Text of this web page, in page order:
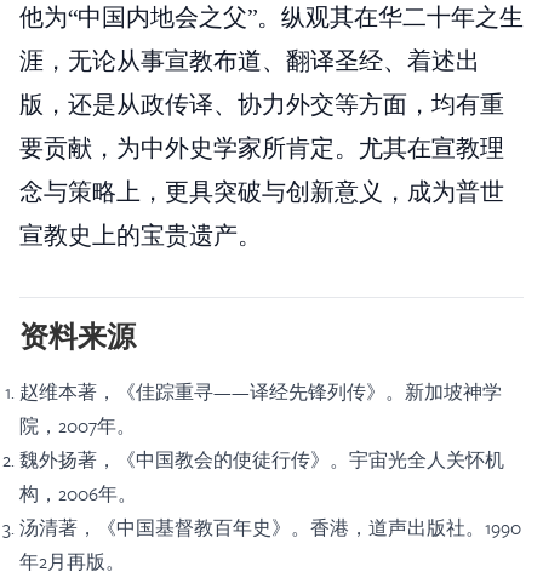
他为“中国内地会之父”。纵观其在华二十年之生
涯，无论从事宣教布道、翻译圣经、着述出
版，还是从政传译、协力外交等方面，均有重
要贡献，为中外史学家所肯定。尤其在宣教理
念与策略上，更具突破与创新意义，成为普世
宣教史上的宝贵遗产。
资料来源
赵维本著，《佳踪重寻——译经先锋列传》。新加坡神学
院，2007年。
魏外扬著，《中国教会的使徒行传》。宇宙光全人关怀机
构，2006年。
汤清著，《中国基督教百年史》。香港，道声出版社。1990
年2月再版。